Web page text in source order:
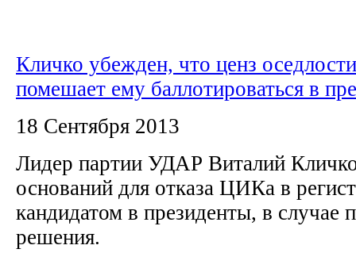
Кличко убежден, что ценз
помешает ему баллотироваться в
18 Сентября 2013
Лидер партии УДАР Виталий
оснований для отказа ЦИКа в
кандидатом в президенты, в случае
решения.